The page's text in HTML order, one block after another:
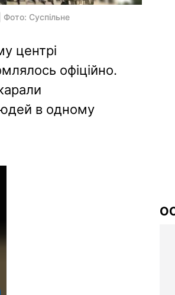
Суспільне
центрі
офіційно.
в одному